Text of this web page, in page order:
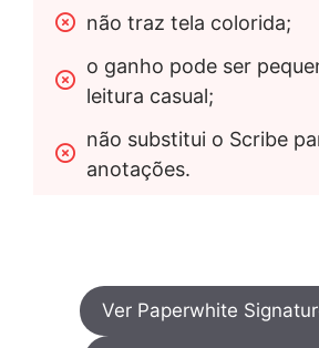
não traz tela colorida;
o ganho pode ser
leitura casual;
não substitui o Scribe
anotações.
Ver Paperwhite